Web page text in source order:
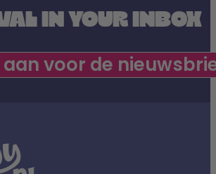
IN YOUR INBOX
aan voor de